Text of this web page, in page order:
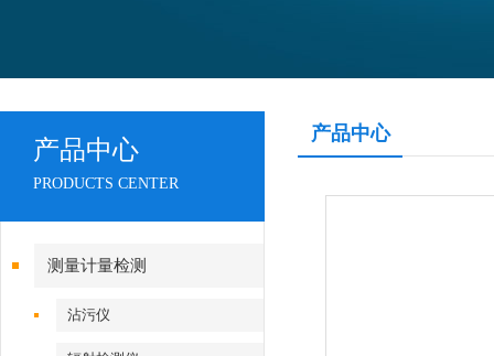
产品中心
PRODUCTS CENTER
测量计量检测
沾污仪
产品中心